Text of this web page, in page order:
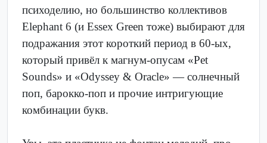
психоделию, но большинство коллективов
Elephant 6 (и Essex Green тоже) выбирают для
подражания этот короткий период в 60-ых,
который привёл к магнум-опусам «Pet
Sounds» и «Odyssey & Oracle» — солнечный
поп, барокко-поп и прочие интригующие
комбинации букв.